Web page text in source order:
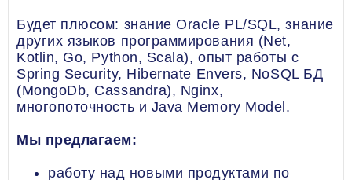
Будет плюсом: знание Oracle PL/SQL, знание
других языков программирования (Net,
Kotlin, Go, Python, Scala), опыт работы с
Spring Security, Hibernate Envers, NoSQL БД
(MongoDb, Cassandra), Nginx,
многопоточность и Java Memory Model.
Мы предлагаем:
работу над новыми продуктами по